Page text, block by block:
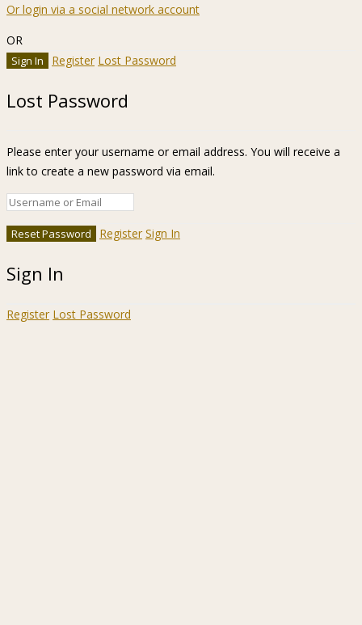
Or login via a social network account
OR
Register Lost Password
Lost Password
Please enter your username or email address. You will receive a
link to create a new password via email.
Register Sign In
Sign In
Register Lost Password